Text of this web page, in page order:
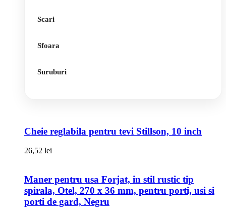
Scari
Sfoara
Suruburi
Cheie reglabila pentru tevi Stillson, 10 inch
26,52 lei
Maner pentru usa Forjat, in stil rustic tip
spirala, Otel, 270 x 36 mm, pentru porti, usi si
porti de gard, Negru